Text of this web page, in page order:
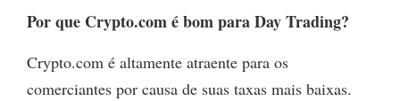
Por que Crypto.com é bom para Day Trading?
Crypto.com é altamente atraente para os
comerciantes por causa de suas taxas mais baixas.